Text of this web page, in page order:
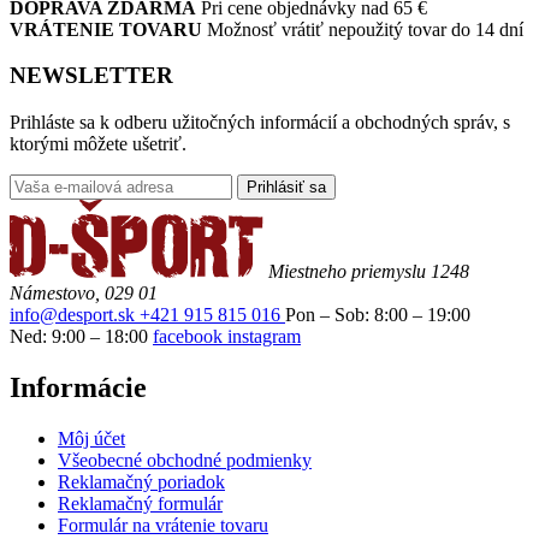
DOPRAVA ZDARMA Pri cene objednávky nad 65 €
VRÁTENIE TOVARU Možnosť vrátiť nepoužitý tovar do 14 dní
NEWSLETTER
Prihláste sa k odberu užitočných informácií a obchodných správ, s
ktorými môžete ušetriť.
Prihlásiť sa
Miestneho priemyslu 1248
Námestovo, 029 01
info@desport.sk +421 915 815 016 Pon – Sob: 8:00 – 19:00
Ned: 9:00 – 18:00 facebook instagram
Informácie
Môj účet
Všeobecné obchodné podmienky
Reklamačný poriadok
Reklamačný formulár
Formulár na vrátenie tovaru